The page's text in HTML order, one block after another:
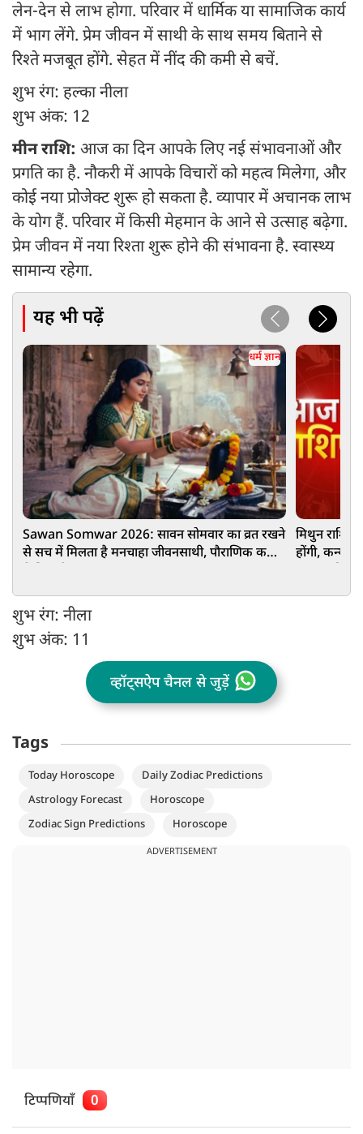
लेन-देन से लाभ होगा. परिवार में धार्मिक या सामाजिक कार्य
में भाग लेंगे. प्रेम जीवन में साथी के साथ समय बिताने से
रिश्ते मजबूत होंगे. सेहत में नींद की कमी से बचें.
शुभ रंग: हल्का नीला
शुभ अंक: 12
मीन राशि: आज का दिन आपके लिए नई संभावनाओं और
प्रगति का है. नौकरी में आपके विचारों को महत्व मिलेगा, और
कोई नया प्रोजेक्ट शुरू हो सकता है. व्यापार में अचानक लाभ
के योग हैं. परिवार में किसी मेहमान के आने से उत्साह बढ़ेगा.
प्रेम जीवन में नया रिश्ता शुरू होने की संभावना है. स्वास्थ्य
सामान्य रहेगा.
यह भी पढ़ें
धर्म ज्ञान
Sawan Somwar 2026: सावन सोमवार का व्रत रखने
से सच में मिलता है मनचाहा जीवनसाथी, पौराणिक कथा
मिथुन राशि
होंगी, कन्या
शुभ रंग: नीला
शुभ अंक: 11
व्हॉट्सऐप चैनल से जुड़ें
Tags
Today Horoscope
Daily Zodiac Predictions
Astrology Forecast
Horoscope
Zodiac Sign Predictions
Horoscope
ADVERTISEMENT
टिप्पणियाँ 0